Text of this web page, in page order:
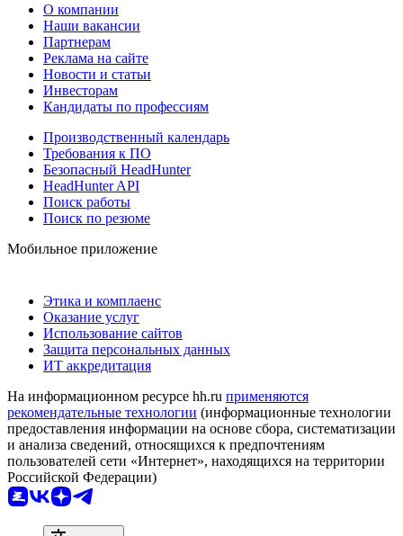
О компании
Наши вакансии
Партнерам
Реклама на сайте
Новости и статьи
Инвесторам
Кандидаты по профессиям
Производственный календарь
Требования к ПО
Безопасный HeadHunter
HeadHunter API
Поиск работы
Поиск по резюме
Мобильное приложение
Этика и комплаенс
Оказание услуг
Использование сайтов
Защита персональных данных
ИТ аккредитация
На информационном ресурсе hh.ru применяются
рекомендательные технологии (информационные технологии
предоставления информации на основе сбора, систематизации
и анализа сведений, относящихся к предпочтениям
пользователей сети «Интернет», находящихся на территории
Российской Федерации)